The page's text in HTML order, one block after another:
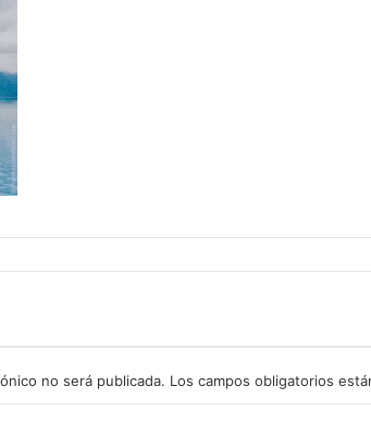
no será publicada. Los campos obligatorios